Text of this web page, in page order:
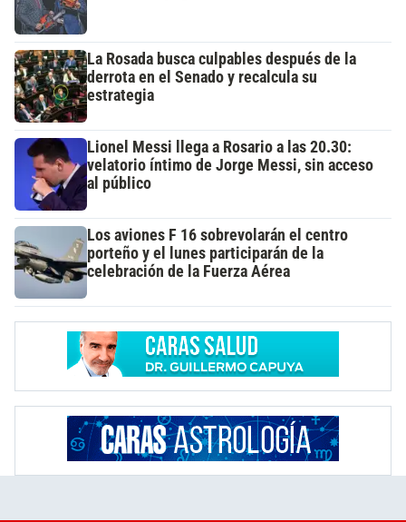
La Rosada busca culpables después de la
derrota en el Senado y recalcula su
estrategia
Lionel Messi llega a Rosario a las 20.30:
velatorio íntimo de Jorge Messi, sin acceso
al público
Los aviones F 16 sobrevolarán el centro
porteño y el lunes participarán de la
celebración de la Fuerza Aérea